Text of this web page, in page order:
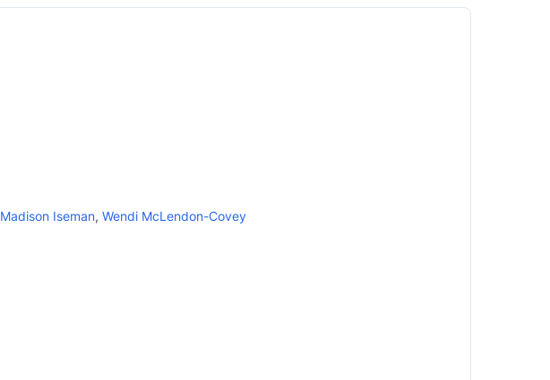
Madison Iseman, Wendi McLendon-Covey